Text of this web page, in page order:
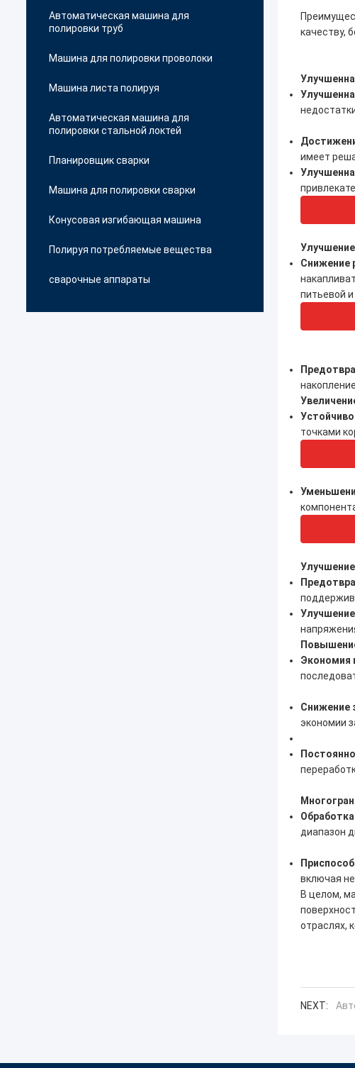
Автоматическая машина для
полировки труб
Машина для полировки проволоки
Машина листа полируя
Автоматическая машина для
полировки стальной локтей
Планировщик сварки
Машина для полировки сварки
Конусовая изгибающая машина
Полируя потребляемые вещества
сварочные аппараты
качеству,
имеет
Снижение
питьевой
точками
Экономия
Снижение
экономии
диапазон
включая
В целом,
отраслях,
NEXT: